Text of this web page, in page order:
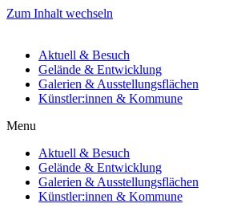
Zum Inhalt wechseln
Aktuell & Besuch
Gelände & Entwicklung
Galerien & Ausstellungsflächen
Künstler:innen & Kommune
Menu
Aktuell & Besuch
Gelände & Entwicklung
Galerien & Ausstellungsflächen
Künstler:innen & Kommune